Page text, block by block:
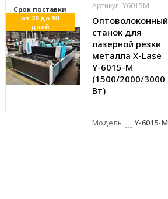
Cрок поставки
от 30 до 90
дней
Артикул: Y6015M
Оптоволоконный
станок для
лазерной резки
металла X-Lase
Y-6015-M
(1500/2000/3000
Вт)
Модель Y-6015-M